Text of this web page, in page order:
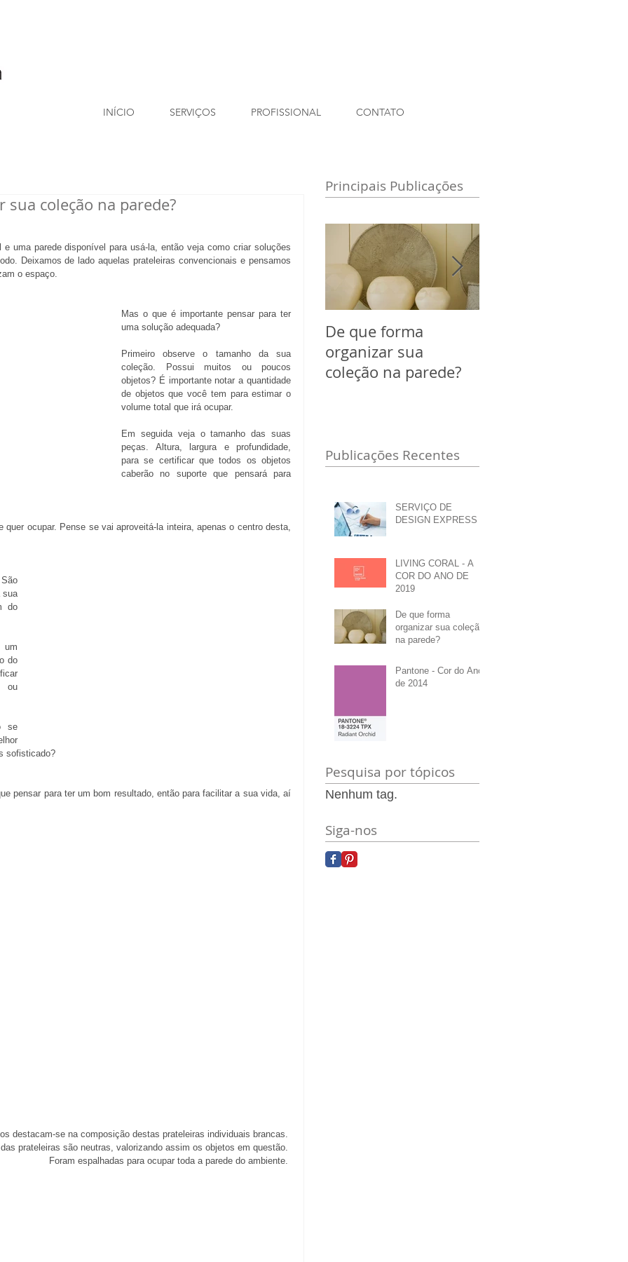
INÍCIO SERVIÇOS PROFISSIONAL CONTATO
coleção na parede?
uma parede disponível para usá-la, então veja como criar soluções
Deixamos de lado aquelas prateleiras convencionais e pensamos
o espaço.
Mas o que é importante pensar para ter
uma solução adequada?
Primeiro observe o tamanho da sua
coleção. Possui muitos ou poucos
objetos? É importante notar a quantidade
de objetos que você tem para estimar o
volume total que irá ocupar.
Em seguida veja o tamanho das suas
peças. Altura, largura e profundidade,
para se certificar que todos os objetos
caberão no suporte que pensará para
quer ocupar. Pense se vai aproveitá-la inteira, apenas o centro desta,
sua
do
um
do
ou
se
sofisticado?
pensar para ter um bom resultado, então para facilitar a sua vida, aí
destacam-se na composição destas prateleiras individuais brancas.
prateleiras são neutras, valorizando assim os objetos em questão.
Foram espalhadas para ocupar toda a parede do ambiente.
Principais Publicações
De que forma
organizar sua
coleção na parede?
Publicações Recentes
SERVIÇO DE
DESIGN EXPRESS
LIVING CORAL - A
COR DO ANO DE
2019
De que forma
organizar sua coleção
na parede?
Pantone - Cor do Ano
de 2014
Pesquisa por tópicos
Nenhum tag.
Siga-nos